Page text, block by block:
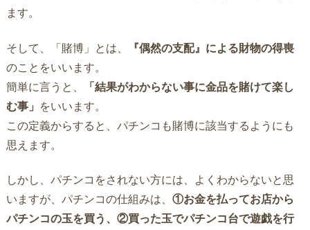
ます。
そして、「賭博」とは、
『偶然の支配』による財物の得喪
のことをいいます。
簡単に言うと、
「結果がわからない事に金品を賭けて楽し
む事」
をいいます。
この定義からすると、パチンコも賭博に該当するようにも
思えます。
しかし、パチンコをされない方には、よくわからないと思
いますが、パチンコの仕組みは、 ①お金を払ってお店から
パチンコの玉を買う、②買った玉でパチンコ台で遊戯を行